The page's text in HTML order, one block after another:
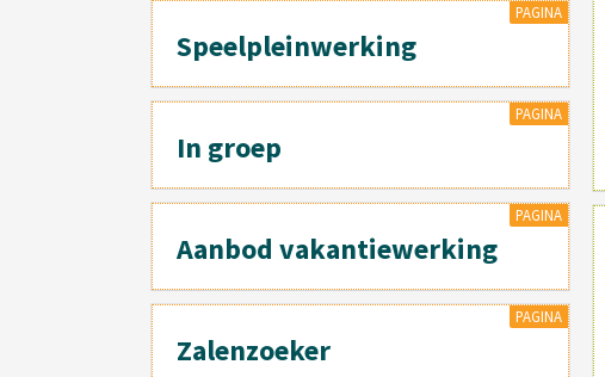
PAGINA
Speelpleinwerking
PAGINA
In groep
PAGINA
Aanbod vakantiewerking
PAGINA
Zalenzoeker